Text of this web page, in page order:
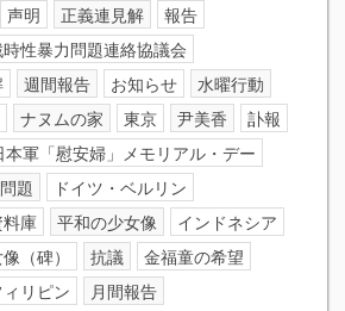
声明 正義連見解
報告
性暴力問題連絡協議会
週間報告 お知らせ
水曜行動
ナヌムの家 東京 尹美香
訃報
本軍「慰安婦」メモリアル・デー
題
ドイツ・ベルリン
料庫 平和の少女像
インドネシア
（碑） 抗議
金福童の希望
ィリピン
月間報告